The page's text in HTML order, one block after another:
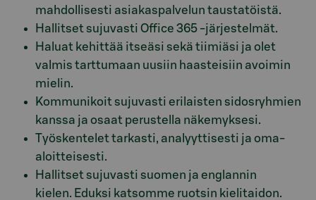
mahdollisesti asiakaspalvelun taustatöistä.
Hallitset sujuvasti Office 365 -järjestelmät.
Haluat kehittää itseäsi sekä tiimiäsi ja olet
valmis tarttumaan uusiin haasteisiin avoimin
mielin.
Kommunikoit sujuvasti erilaisten sidosryhmien
kanssa ja osaat perustella näkemyksesi.
Työskentelet tarkasti, analyyttisesti ja oma-
aloitteisesti.
Hallitset sujuvasti suomen ja englannin
kielen. Eduksi katsomme ruotsin kielitaidon.